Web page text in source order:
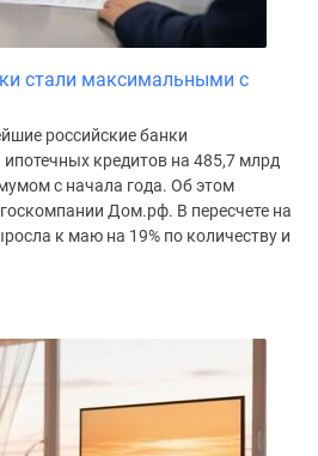
стали максимальными с
российские банки
кредитов на 485,7 млрд
с начала года. Об этом
Дом.рф. В пересчете на
к маю на 19% по количеству и